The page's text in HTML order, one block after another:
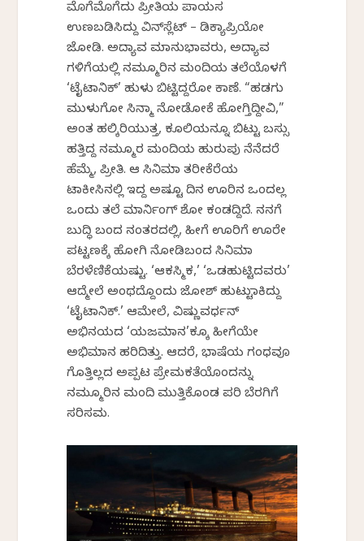
ಮೊಗೆಮೊಗೆದು ಪ್ರೀತಿಯ ಪಾಯಸ
ಉಣಬಡಿಸಿದ್ದು ವಿನ್‌ಸ್ಲೆಟ್ – ಡಿಕ್ಯಾಪ್ರಿಯೋ
ಜೋಡಿ. ಅದ್ಯಾವ ಮಹಾನುಭಾವರು, ಅದ್ಯಾವ
ಗಳಿಗೆಯಲ್ಲಿ ನಮ್ಮೂರಿನ ಮಂದಿಯ ತಲೆಯೊಳಗೆ
‘ಟೈಟಾನಿಕ್’ ಹುಳು ಬಿಟ್ಟಿದ್ದರೋ ಕಾಣೆ. “ಹಡಗು
ಮುಳುಗೋ ಸಿನ್ಮಾ ನೋಡೋಕೆ ಹೋಗ್ತಿದ್ದೀವಿ,”
ಅಂತ ಹಲ್ಕಿರಿಯುತ್ತ, ಕೂಲಿಯನ್ನೂ ಬಿಟ್ಟು ಬಸ್ಸು
ಹತ್ತಿದ್ದ ನಮ್ಮೂರ ಮಂದಿಯ ಹುರುಪು ನೆನೆದರೆ
ಹೆಮ್ಮೆ, ಪ್ರೀತಿ. ಆ ಸಿನಿಮಾ ತರೀಕೆರೆಯ
ಟಾಕೀಸಿನಲ್ಲಿ ಇದ್ದ ಅಷ್ಟೂ ದಿನ ಊರಿನ ಒಂದಲ್ಲ
ಒಂದು ತಲೆ ಮಾರ್ನಿಂಗ್ ಶೋ ಕಂಡದ್ದಿದೆ. ನನಗೆ
ಬುದ್ಧಿ ಬಂದ ನಂತರದಲ್ಲಿ, ಹೀಗೆ ಊರಿಗೆ ಊರೇ
ಪಟ್ಟಣಕ್ಕೆ ಹೋಗಿ ನೋಡಿಬಂದ ಸಿನಿಮಾ
ಬೆರಳೆಣಿಕೆಯಷ್ಟು. ‘ಆಕಸ್ಮಿಕ,’ ‘ಒಡಹುಟ್ಟಿದವರು’
ಆದ್ಮೇಲೆ ಅಂಥದ್ದೊಂದು ಜೋಶ್ ಹುಟ್ಟುಹಾಕಿದ್ದು
‘ಟೈಟಾನಿಕ್.’ ಆಮೇಲೆ, ವಿಷ್ಣುವರ್ಧನ್
ಅಭಿನಯದ ‘ಯಜಮಾನ’ಕ್ಕೂ ಹೀಗೆಯೇ
ಅಭಿಮಾನ ಹರಿದಿತ್ತು. ಆದರೆ, ಭಾಷೆಯ ಗಂಧವೂ
ಗೊತ್ತಿಲ್ಲದ ಅಪ್ಪಟ ಪ್ರೇಮಕತೆಯೊಂದನ್ನು
ನಮ್ಮೂರಿನ ಮಂದಿ ಮುತ್ತಿಕೊಂಡ ಪರಿ ಬೆರಗಿಗೆ
ಸರಿಸಮ.